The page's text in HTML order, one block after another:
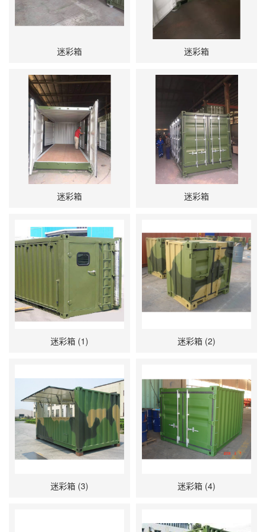
迷彩箱 迷彩箱
迷彩箱 迷彩箱
迷彩箱 (1) 迷彩箱 (2)
迷彩箱 (3) 迷彩箱 (4)